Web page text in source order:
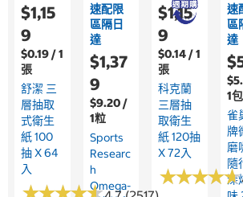
$1,15
9
$0.19 / 1
張
舒潔 三
層抽取
式衛生
紙 100
抽 X 64
入
速配限
區隔日
達
$1,37
9
$9.20 /
1粒
Sports
Researc
H
Omega-
$1,15
9
$0.14 / 1
張
科克蘭
三層抽
取衛生
紙 120抽
X 72入
★★★★★
★★★★★
速
區
達
1包
雀
牌
磨
隨
深